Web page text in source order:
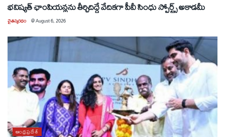
భవిష్యత్ ఛాంపియన్లను తీర్చిదిద్దే వేదికగా పీవీ సింధు స్పోర్ట్స్ అకాడమీ
చైతన్యరధం @August 6, 2026
ఆంధ్రప్రదేశ్